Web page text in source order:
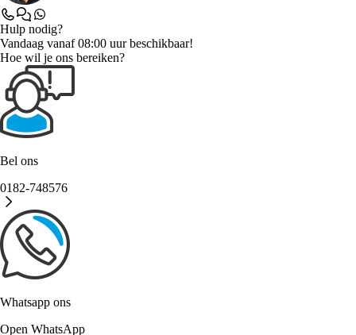
Hulp nodig?
Vandaag vanaf 08:00 uur beschikbaar!
Hoe wil je ons bereiken?
Bel ons
0182-748576
Whatsapp ons
Open WhatsApp